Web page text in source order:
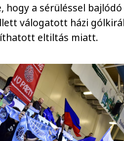
hogy a sérüléssel
válogatott házi
eltiltás miatt.